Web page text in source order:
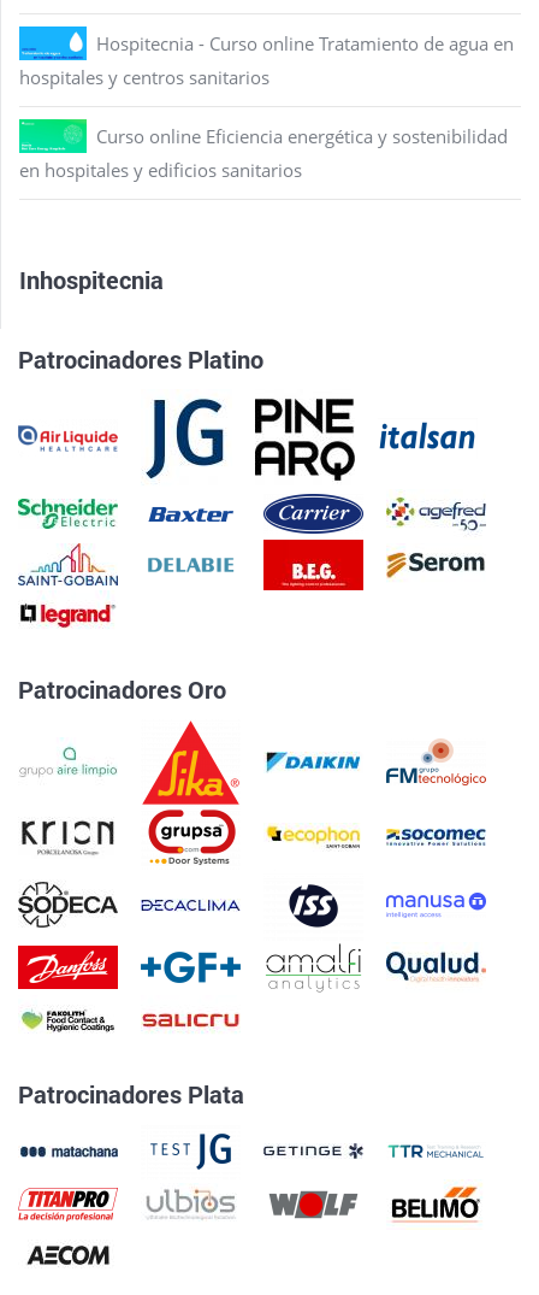
Hospitecnia - Curso online Tratamiento de agua en
hospitales y centros sanitarios
Curso online Eficiencia energética y sostenibilidad
en hospitales y edificios sanitarios
Inhospitecnia
Patrocinadores Platino
Patrocinadores Oro
Patrocinadores Plata